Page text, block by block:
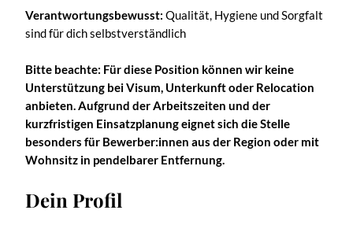
Verantwortungsbewusst: Qualität, Hygiene und Sorgfalt
sind für dich selbstverständlich
Bitte beachte: Für diese Position können wir keine
Unterstützung bei Visum, Unterkunft oder Relocation
anbieten. Aufgrund der Arbeitszeiten und der
kurzfristigen Einsatzplanung eignet sich die Stelle
besonders für Bewerber:innen aus der Region oder mit
Wohnsitz in pendelbarer Entfernung.
Dein Profil